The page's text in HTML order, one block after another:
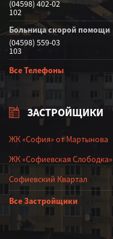
(04598) 402-02
102
Больница скорой помощи
(04598) 559-03
103
Все Телефоны
ЗАСТРОЙЩИКИ
ЖК «София» от Мартынова
ЖК «Софиевская Слободка»
Софиевский Квартал
Все Застройщики